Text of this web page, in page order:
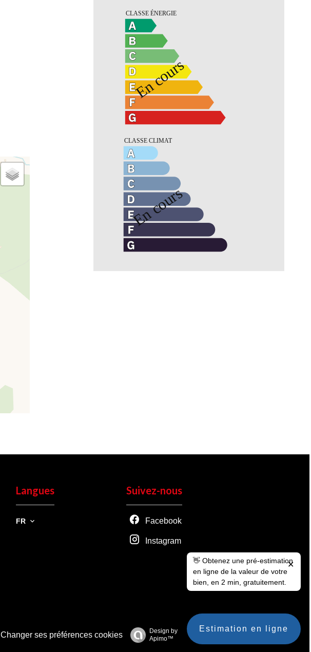
Langues
FR
Suivez-nous
Facebook
Instagram
Changer ses préférences cookies
Design by
Apimo™
Estimation en ligne
👋 Obtenez une pré-estimation
en ligne de la valeur de votre
bien, en 2 min, gratuitement.
✕